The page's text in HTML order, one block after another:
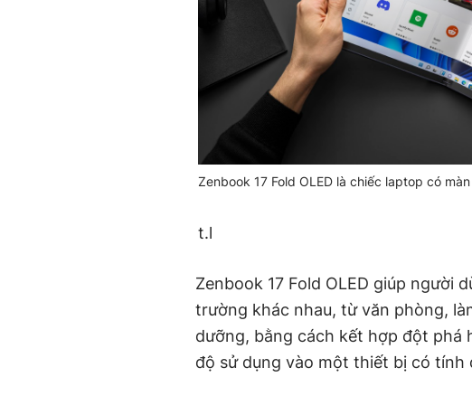
Zenbook 17 Fold OLED là chiếc laptop có
t.l
Zenbook 17 Fold OLED giúp người
trường khác nhau, từ văn phòng,
dưỡng, bằng cách kết hợp đột phá
độ sử dụng vào một thiết bị có tính